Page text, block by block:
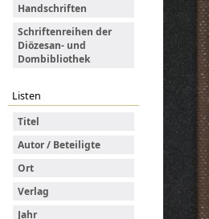
Handschriften
Schriftenreihen der
Diözesan- und
Dombibliothek
Listen
Titel
Autor / Beteiligte
Ort
Verlag
Jahr